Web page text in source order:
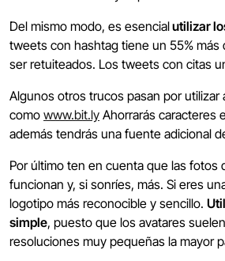
Del mismo modo, es esencialutilizar
tweets con hashtag tiene un 55% más
ser retuiteados. Los tweets con citas
Algunos otros trucos pasan por utilizar
como www.bit.ly Ahorrarás caracteres
además tendrás una fuente adicional
Por último ten en cuenta que las fotos
funcionan y, si sonríes, más. Si eres
logotipo más reconocible y sencillo.
simple, puesto que los avatares
resoluciones muy pequeñas la mayor